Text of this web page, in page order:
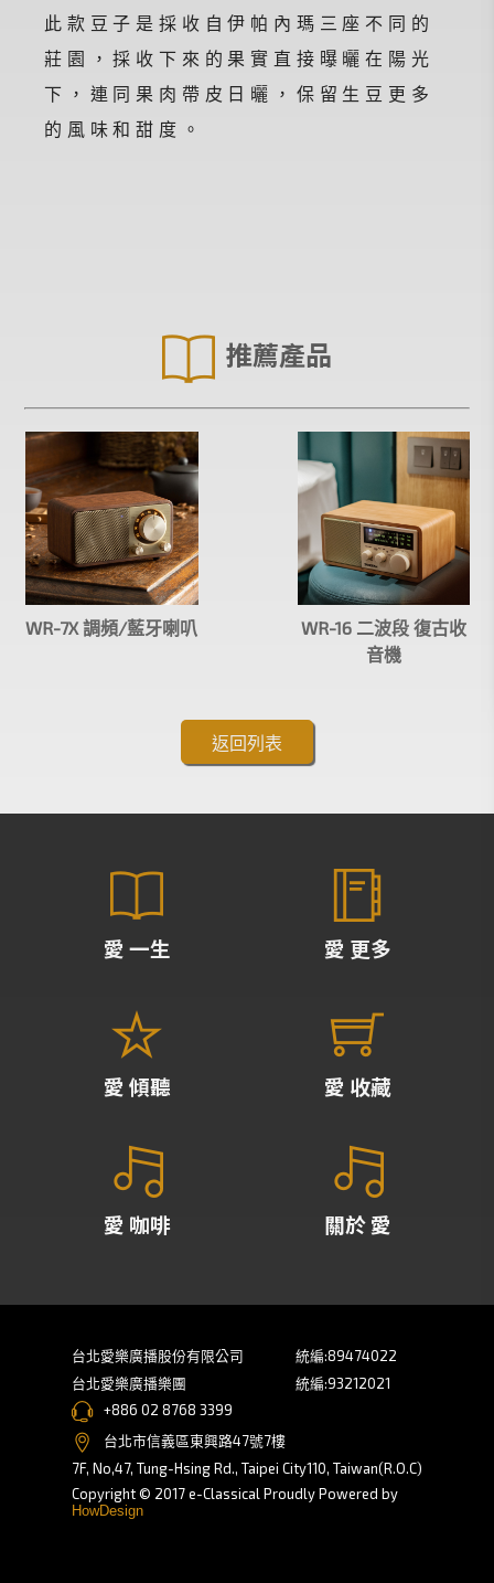
此款豆子是採收自伊帕內瑪三座不同的
莊園，採收下來的果實直接曝曬在陽光
下，連同果肉帶皮日曬，保留生豆更多
的風味和甜度。
推薦產品
WR-7X 調頻/藍牙喇叭
WR-16 二波段 復古收
音機
返回列表
愛 一生 愛 更多
愛 傾聽 愛 收藏
愛 咖啡 關於 愛
台北愛樂廣播股份有限公司
統編:89474022
台北愛樂廣播樂團
統編:93212021
+886 02 8768 3399
台北市信義區東興路47號7樓
7F, No,47, Tung-Hsing Rd., Taipei City110, Taiwan(R.O.C)
Copyright © 2017 e-Classical Proudly Powered by
HowDesign